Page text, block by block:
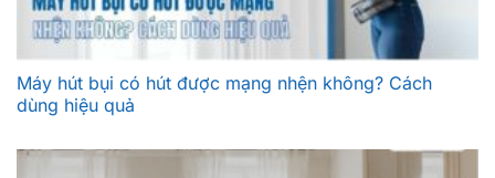
Máy hút bụi có hút được mạng nhện không? Cách
dùng hiệu quả